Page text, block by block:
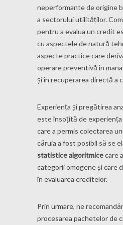
neperformante de origine
a sectorului utilităților.
pentru a evalua un credit
cu aspectele de natură
aspecte practice care
operare preventivă în
și în recuperarea directă a
Experiența și pregătirea
este însoțită de
care a permis colectarea
căruia a fost posibil să se
statistice algoritmicecare
categorii omogene și care
în evaluarea creditelor.
Prin urmare, ne
procesarea pachetelor de